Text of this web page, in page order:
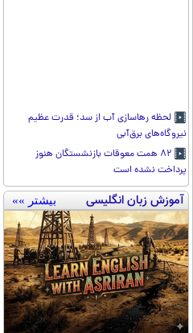
لحظه رهاسازی آب از سد؛ قدرت عظیم
نیروگاه‌های برق‌آبی
۸۲ همت معوقات بازنشستگان هنوز
پرداخت نشده است
آموزش زبان انگلیسی بیشتر »»